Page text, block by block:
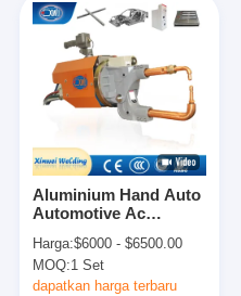
Produk
Tentang kita
Kontrol kualitas
Berita
Aluminium Hand Auto
Automotive Ac
Pengelasan
Pengelasan
Harga:$6000 - $6500.00
MOQ:1 Set
dapatkan harga terbaru